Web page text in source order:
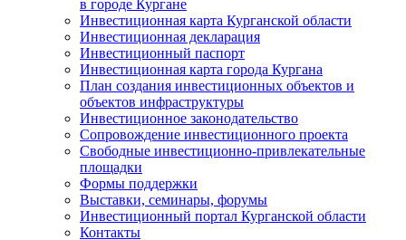
в городе Кургане
Инвестиционная карта Курганской области
Инвестиционная декларация
Инвестиционный паспорт
Инвестиционная карта города Кургана
План создания инвестиционных объектов и
объектов инфраструктуры
Инвестиционное законодательство
Сопровождение инвестиционного проекта
Свободные инвестиционно-привлекательные
площадки
Формы поддержки
Выставки, семинары, форумы
Инвестиционный портал Курганской области
Контакты